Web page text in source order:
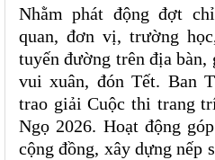
Nhằm phát động đợt
quan, đơn vị, trường
tuyến đường trên địa bàn,
vui xuân, đón Tết. Ban
trao giải Cuộc thi trang
Ngọ 2026. Hoạt động
cộng đồng, xây dựng nếp